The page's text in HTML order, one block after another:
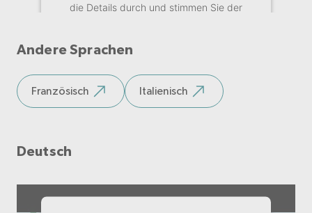
die Details durch und stimmen Sie der
Akzeptieren
Andere Sprachen
Französisch Italienisch
Deutsch